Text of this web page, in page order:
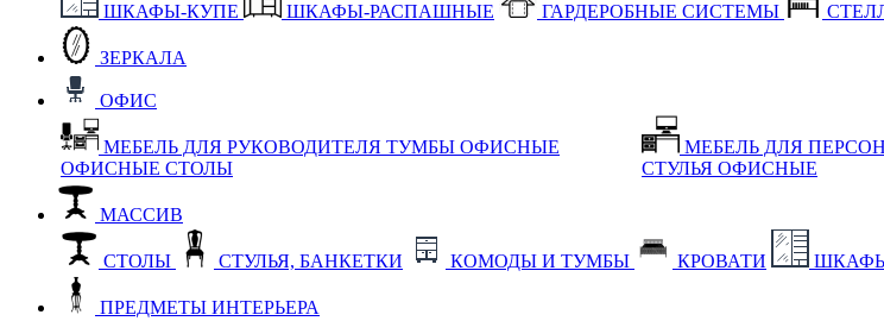
ШКАФЫ-КУПЕ ШКАФЫ-РАСПАШНЫЕ ГАРДЕРОБНЫЕ СИСТЕМЫ
ЗЕРКАЛА
ОФИС
МЕБЕЛЬ ДЛЯ РУКОВОДИТЕЛЯ ТУМБЫ ОФИСНЫЕ
ОФИСНЫЕ СТОЛЫ
МЕБЕЛЬ ДЛЯ
СТУЛЬЯ ОФИСНЫЕ
МАССИВ
СТОЛЫ СТУЛЬЯ, БАНКЕТКИ КОМОДЫ И ТУМБЫ КРОВАТИ
ПРЕДМЕТЫ ИНТЕРЬЕРА